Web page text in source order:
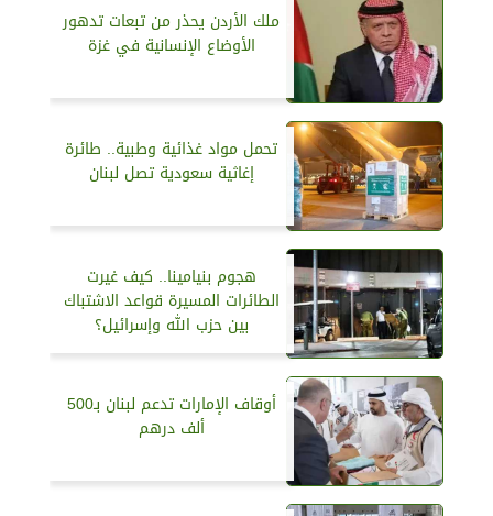
ملك الأردن يحذر من تبعات تدهور
الأوضاع الإنسانية في غزة
تحمل مواد غذائية وطبية.. طائرة
إغاثية سعودية تصل لبنان
هجوم بنيامينا.. كيف غيرت
الطائرات المسيرة قواعد الاشتباك
بين حزب الله وإسرائيل؟
أوقاف الإمارات تدعم لبنان بـ500
ألف درهم